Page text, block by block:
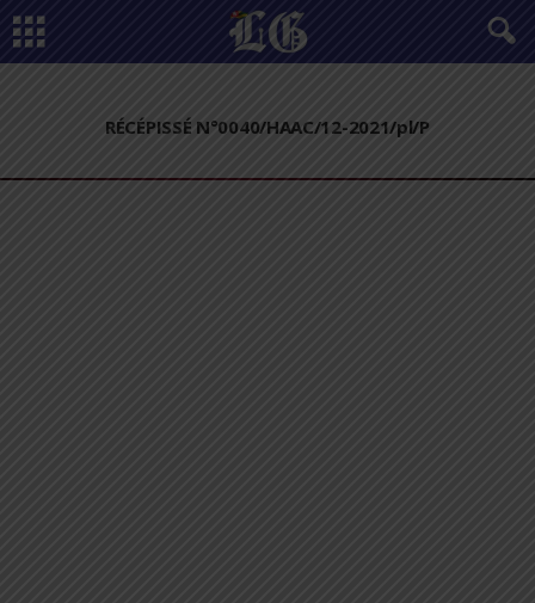
RÉCÉPISSÉ N°0040/HAAC/12-2021/pl/P